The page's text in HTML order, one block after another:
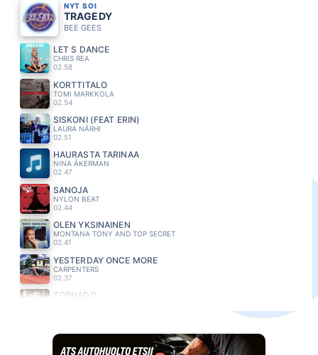
NYT SOI
TRAGEDY
BEE GEES
LET S DANCE
CHRIS REA
02.58
KORTTITALO
TOMI MARKKOLA
02.54
SISKONI (FEAT ERIN)
LAURA NÄRHI
02.51
HAURASTA TARINAA
NINA ÅKERMAN
02.47
SANOJA
NYLON BEAT
02.44
OLEN YKSINAINEN
MONTANA TONY AND TOP SECRET
02.41
YESTERDAY ONCE MORE
CARPENTERS
02.37
TORNADO
FREEMAN
02.29